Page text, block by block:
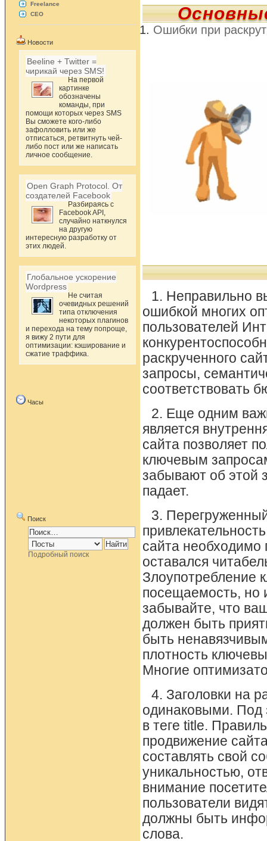
Freelance
СЕО
Новости
Beeline + Twitter =
чирикай через SMS!
На первой
картинке
обозначены
команды, при
помощи которых через SMS
Вы сможете кого-либо
зафолловить или же
отписаться, ретвитнуть чей-
либо пост или же написать
личное сообщение.
Open Graph Protocol. От
создателей Facebook
Разбираясь с
Facebook API,
случайно наткнулся
на другую
интересную разработку от
этих людей.
Глобальное ускорение
Wordpress
Не считая
очевидных решений
типа отключения
некоторых плагинов
и перехода на тему попроще,
я вижу 2 пути для
оптимизации: кэширование и
сжатие траффика.
Часы
Поиск
Подробный поиск
Ошибки при
1. Неправильно
ошибкой многих
пользователей
раскрученного
запросы,
соответствовать
2. Еще одним
является
сайта позволяет
ключевым
забывают об этой
падает.
3.
сайта необходимо
оставался
Злоупотребление
посещаемость, но
забывайте, что
должен быть
быть
плотность
Многие
4. Заголовки на
одинаковыми. Под
в теге title.
продвижение
составлять свой
уникальностью,
внимание
пользователи
должны быть
слова.